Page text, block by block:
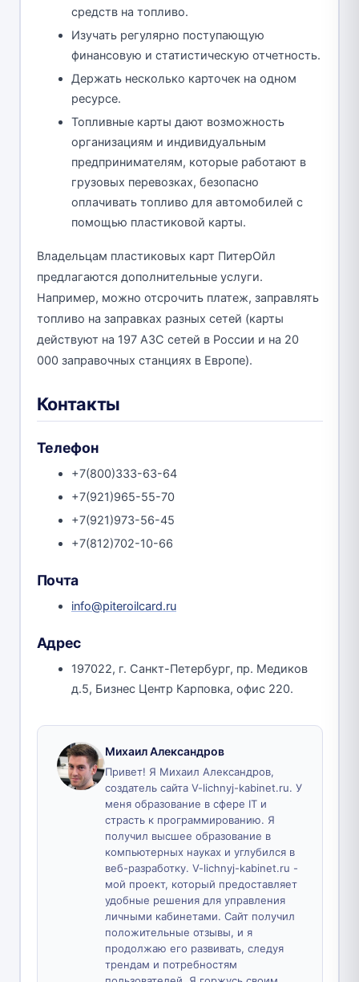
средств на топливо.
Изучать регулярно поступающую
финансовую и статистическую отчетность.
Держать несколько карточек на одном
ресурсе.
Топливные карты дают возможность
организациям и индивидуальным
предпринимателям, которые работают в
грузовых перевозках, безопасно
оплачивать топливо для автомобилей с
помощью пластиковой карты.
Владельцам пластиковых карт ПитерОйл
предлагаются дополнительные услуги.
Например, можно отсрочить платеж, заправлять
топливо на заправках разных сетей (карты
действуют на 197 АЗС сетей в России и на 20
000 заправочных станциях в Европе).
Контакты
Телефон
+7(800)333-63-64
+7(921)965-55-70
+7(921)973-56-45
+7(812)702-10-66
Почта
info@piteroilcard.ru
Адрес
197022, г. Санкт-Петербург, пр. Медиков
д.5, Бизнес Центр Карповка, офис 220.
Михаил Александров
Привет! Я Михаил Александров,
создатель сайта V-lichnyj-kabinet.ru. У
меня образование в сфере IT и
страсть к программированию. Я
получил высшее образование в
компьютерных науках и углубился в
веб-разработку. V-lichnyj-kabinet.ru -
мой проект, который предоставляет
удобные решения для управления
личными кабинетами. Сайт получил
положительные отзывы, и я
продолжаю его развивать, следуя
трендам и потребностям